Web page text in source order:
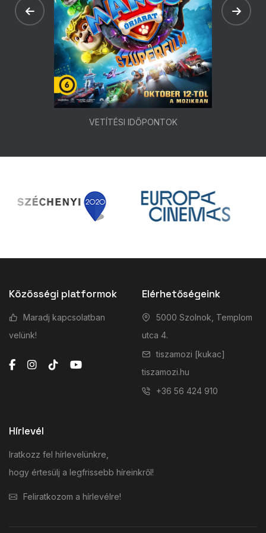
VETÍTÉSI IDŐPONTOK
Közösségi platformok
Maradj kapcsolatban
velünk!
Elérhetőségeink
5000 Szolnok, Templom
utca 4.
tiszamozi [kukac]
tiszamozi.hu
+36 56 424 910
Hírlevél
Iratkozz fel hírlevelünkre,
hogy értesülj a legfrissebb híreinkről!
Feliratkozom a hírlevélre!